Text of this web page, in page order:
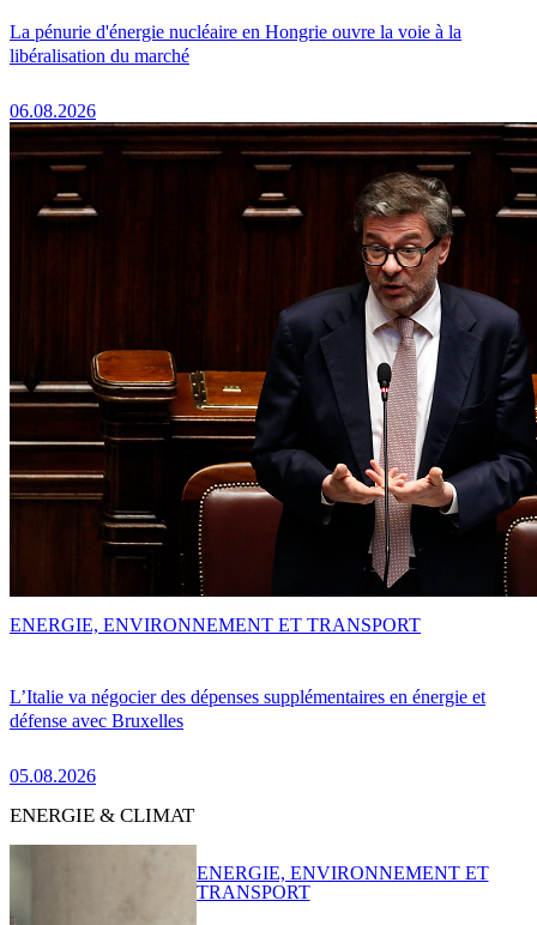
La pénurie d'énergie nucléaire en Hongrie ouvre la voie à la
libéralisation du marché
06.08.2026
L’Italie va négocier des dépenses supplémentaires en énergie et
défense avec Bruxelles
05.08.2026
ENERGIE, ENVIRONNEMENT ET TRANSPORT
ENERGIE & CLIMAT
ENERGIE, ENVIRONNEMENT ET
TRANSPORT